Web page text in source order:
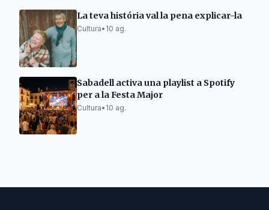
La teva história val la pena explicar-la
Cultura• 10 ag.
Sabadell activa una playlist a Spotify
per a la Festa Major
Cultura• 10 ag.